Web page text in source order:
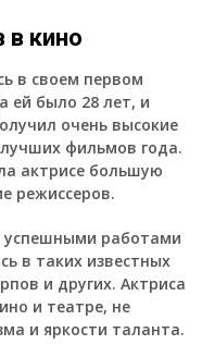
кино
в своем первом
ей было 28 лет, и
очень высокие
фильмов года.
актрисе большую
режиссеров.
работами
в таких известных
и других. Актриса
и театре, не
и яркости таланта.